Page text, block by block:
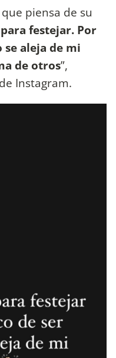
piensa de su
festejar. Por
se aleja de mi
de otros”,
Instagram.